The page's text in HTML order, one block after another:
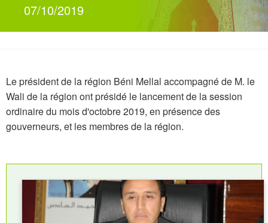
07/10/2019
Le président de la région Béni Mellal accompagné de M. le
Wali de la région ont présidé le lancement de la session
ordinaire du mois d'octobre 2019, en présence des
gouverneurs, et les membres de la région.